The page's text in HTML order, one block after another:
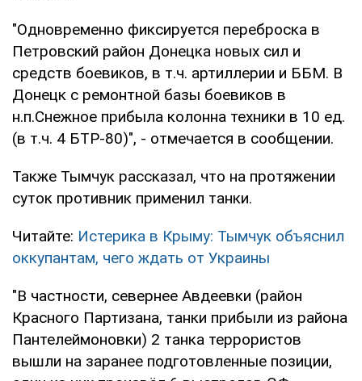
"Одновременно фиксируется переброска в
Петровский район Донецка новых сил и
средств боевиков, в т.ч. артиллерии и ББМ. В
Донецк с ремонтной базы боевиков в
н.п.Снежное прибыла колонна техники в 10 ед.
(в т.ч. 4 БТР-80)", - отмечается в сообщении.
Также Тымчук рассказал, что на протяжении
суток противник применил танки.
Читайте: Истерика в Крыму: Тымчук объяснил
оккупантам, чего ждать от Украины
"В частности, севернее Авдеевки (район
Красного Партизана, танки прибыли из района
Пантелеймоновки) 2 танка террористов
вышли на заранее подготовленные позиции,